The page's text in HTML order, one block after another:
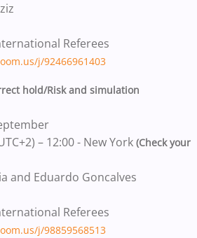
Referees
j/92466961403
hold/Risk and simulation
– 12:00 - New York (Check your
and Eduardo Goncalves
Referees
j/98859568513